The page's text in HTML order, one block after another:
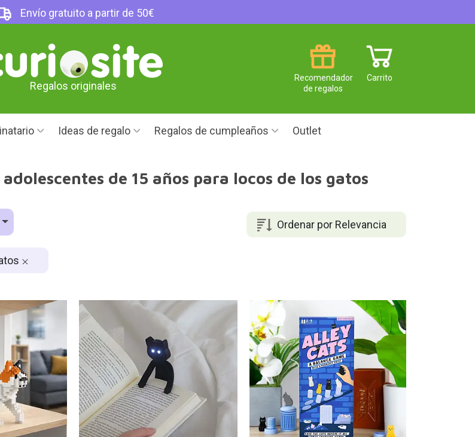
Envío gratuito a partir de 50€
Regalos originales
Carrito
Recomendador
de regalos
Ideas de regalo Regalos de cumpleaños Outlet
de 15 años para locos de los gatos
Ordenar por Relevancia